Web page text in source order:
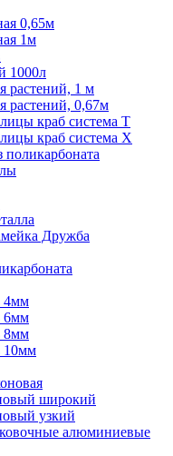
0,65м
1м
1000л
растений, 1 м
растений, 0,67м
краб система Т
краб система Х
поликарбоната
Дружба
4мм
6мм
8мм
10мм
широкий
узкий
алюминиевые